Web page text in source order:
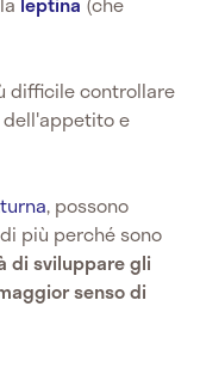
difficile controllare
dell'appetito e
, possono
più perché sono
di sviluppare gli
senso di